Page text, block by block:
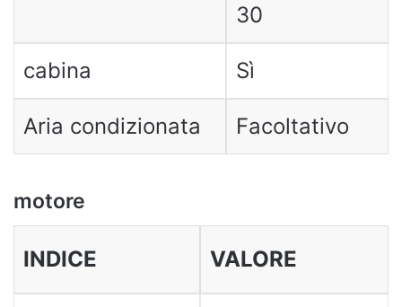
30
cabina Sì
Aria condizionata Facoltativo
motore
INDICE VALORE